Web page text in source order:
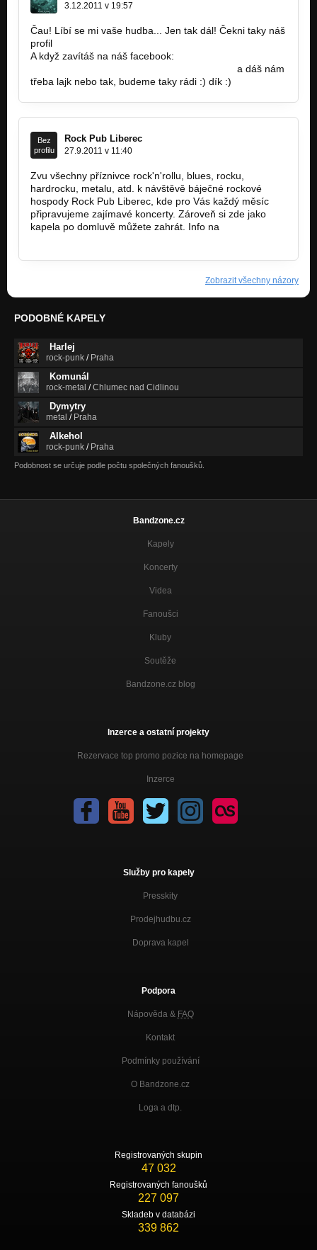
3.12.2011 v 19:57
Čau! Líbí se mi vaše hudba... Jen tak dál! Čekni taky náš
profil
A když zavítáš na náš facebook:
a dáš nám
třeba lajk nebo tak, budeme taky rádi :) dík :)
Bez
profilu
Rock Pub Liberec
27.9.2011 v 11:40
Zvu všechny příznivce rock'n'rollu, blues, rocku,
hardrocku, metalu, atd. k návštěvě báječné rockové
hospody Rock Pub Liberec, kde pro Vás každý měsíc
připravujeme zajímavé koncerty. Zároveň si zde jako
kapela po domluvě můžete zahrát. Info na
Zobrazit všechny názory
PODOBNÉ KAPELY
Harlej
rock-punk / Praha
Komunál
rock-metal /Chlumec nad Cidlinou
Dymytry
metal / Praha
Alkehol
rock-punk / Praha
Podobnost se určuje podle počtu společných fanoušků.
Bandzone.cz
Kapely
Koncerty
Videa
Fanoušci
Kluby
Soutěže
Bandzone.cz blog
Inzerce a ostatní projekty
Rezervace top promo pozice na homepage
Inzerce
Služby pro kapely
Presskity
Prodejhudbu.cz
Doprava kapel
Podpora
Nápověda & FAQ
Kontakt
Podmínky používání
O Bandzone.cz
Loga a dtp.
Registrovaných skupin
47 032
Registrovaných fanoušků
227 097
Skladeb v databázi
339 862